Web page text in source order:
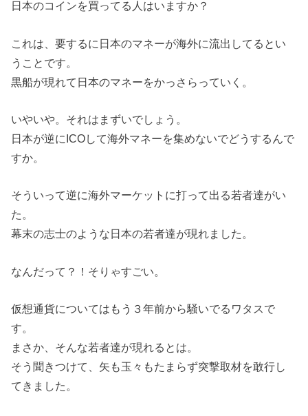
日本のコインを買ってる人はいますか？
これは、要するに日本のマネーが海外に流出してるとい
うことです。
黒船が現れて日本のマネーをかっさらっていく。
いやいや。それはまずいでしょう。
日本が逆にICOして海外マネーを集めないでどうするんで
すか。
そういって逆に海外マーケットに打って出る若者達がい
た。
幕末の志士のような日本の若者達が現れました。
なんだって？！そりゃすごい。
仮想通貨についてはもう３年前から騒いでるワタスで
す。
まさか、そんな若者達が現れるとは。
そう聞きつけて、矢も玉々もたまらず突撃取材を敢行し
てきました。